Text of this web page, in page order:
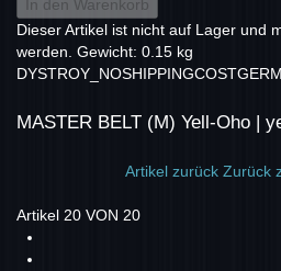
In den Warenkorb
Dieser Artikel ist nicht auf Lager und
werden. Gewicht: 0.15 kg
MASTER BELT (M) Yell-Oho |
Artikel zurück Zurück
Artikel 20 VON 20